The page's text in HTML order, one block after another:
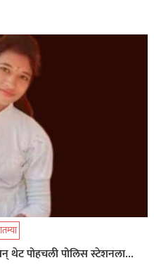
थेट पोहचली पोलिस स्टेशनला…